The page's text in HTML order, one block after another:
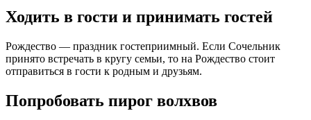
Ходить в гости и принимать гостей
Рождество — праздник гостеприимный. Если Сочельник
принято встречать в кругу семьи, то на Рождество стоит
отправиться в гости к родным и друзьям.
Попробовать пирог волхвов